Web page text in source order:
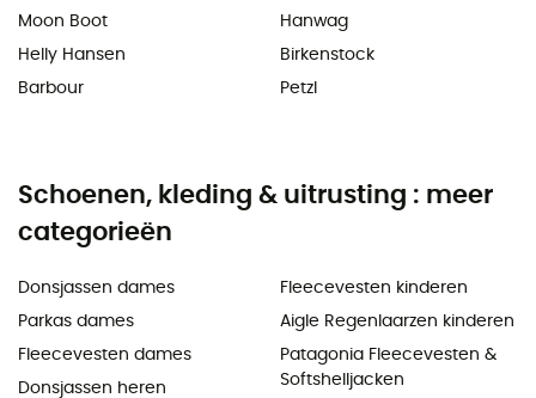
Moon Boot
Helly Hansen
Barbour
Hanwag
Birkenstock
Petzl
Schoenen, kleding & uitrusting : meer
categorieën
Donsjassen dames
Parkas dames
Fleecevesten dames
Donsjassen heren
Fleecevesten kinderen
Aigle Regenlaarzen kinderen
Patagonia Fleecevesten &
Softshelljacken